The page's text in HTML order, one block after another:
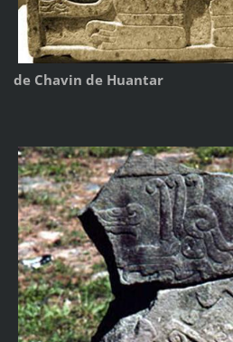
de Chavin de Huantar